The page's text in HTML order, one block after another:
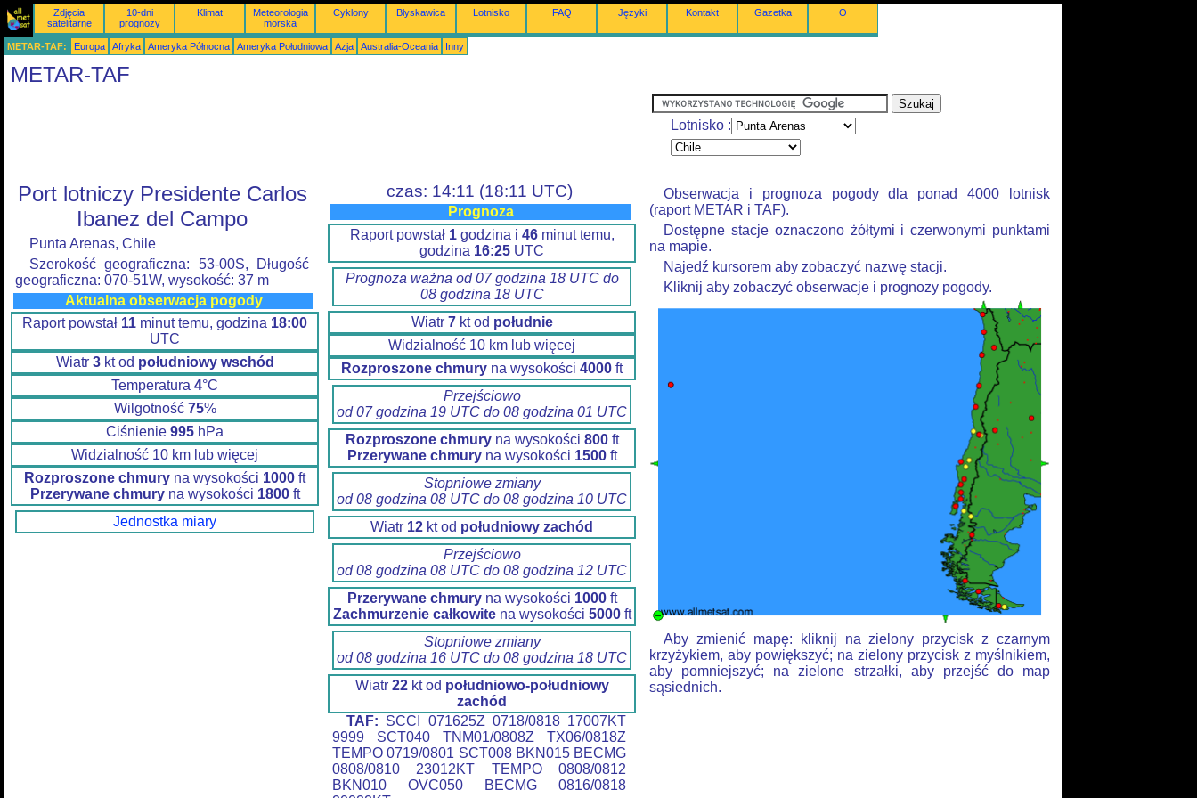
Zdjęcia
satelitarne
10-dni
prognozy
Klimat
Meteorologia
morska
Cyklony Błyskawica Lotnisko FAQ Języki Kontakt Gazetka O
METAR-TAF: Europa Afryka Ameryka Północna Ameryka Południowa Azja Australia-Oceania Inny
METAR-TAF
Lotnisko :
Port lotniczy Presidente Carlos
Ibanez del Campo
Punta Arenas, Chile
Szerokość geograficzna: 53-00S, Długość
geograficzna: 070-51W, wysokość: 37 m
Aktualna obserwacja pogody
Raport powstał 11 minut temu, godzina 18:00
UTC
Wiatr 3kt od południowy wschód
Temperatura 4°C
Wilgotność 75%
Ciśnienie 995 hPa
Widzialność 10 km lub więcej
Rozproszone chmury na wysokości 1000 ft
Przerywane chmuryna wysokości 1800ft
Jednostka miary
czas: 14:11 (18:11 UTC)
Prognoza
Raport powstał 1godzina i 46minut temu,
godzina 16:25 UTC
Prognoza ważna od 07 godzina 18 UTC do
08 godzina 18 UTC
Wiatr 7kt od południe
Widzialność 10 km lub więcej
Rozproszone chmury na wysokości 4000 ft
Przejściowo
od 07 godzina 19 UTC do 08 godzina 01 UTC
Rozproszone chmuryna wysokości 800ft
Przerywane chmuryna wysokości 1500ft
Stopniowe zmiany
od 08 godzina 08 UTC do 08 godzina 10 UTC
Wiatr 12 kt od południowy zachód
Przejściowo
od 08 godzina 08 UTC do 08 godzina 12 UTC
Przerywane chmuryna wysokości 1000ft
Zachmurzenie całkowitena wysokości 5000ft
Stopniowe zmiany
od 08 godzina 16 UTC do 08 godzina 18 UTC
Wiatr 22kt od południowo-południowy
zachód
TAF: SCCI 071625Z 0718/0818 17007KT
9999 SCT040 TNM01/0808Z TX06/0818Z
TEMPO 0719/0801 SCT008 BKN015 BECMG
0808/0810 23012KT TEMPO 0808/0812
BKN010 OVC050 BECMG 0816/0818
Obserwacja i prognoza pogody dla ponad 4000 lotnisk
(raport METAR i TAF).
Dostępne stacje oznaczono żółtymi i czerwonymi punktami
na mapie.
Najedź kursorem aby zobaczyć nazwę stacji.
Kliknij aby zobaczyć obserwacje i prognozy pogody.
Aby zmienić mapę: kliknij na zielony przycisk z czarnym
krzyżykiem, aby powiększyć; na zielony przycisk z myślnikiem,
aby pomniejszyć; na zielone strzałki, aby przejść do map
sąsiednich.